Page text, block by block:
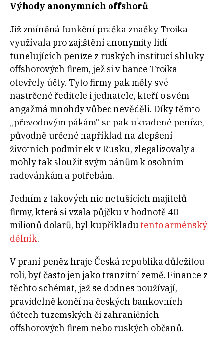
Výhody anonymních offshorů
Již zmíněná funkční pračka značky Troika
využívala pro zajištění anonymity lidí
tunelujících peníze z ruských institucí shluky
offshorových firem, jež si v bance Troika
otevřely účty. Tyto firmy pak měly své
nastrčené ředitele i jednatele, kteří o svém
angažmá mnohdy vůbec nevěděli. Díky těmto
„převodovým pákám” se pak ukradené peníze,
původně určené například na zlepšení
životních podmínek v Rusku, zlegalizovaly a
mohly tak sloužit svým pánům k osobním
radovánkám a potřebám.
Jedním z takových nic netušících majitelů
firmy, která si vzala půjčku v hodnotě 40
milionů dolarů, byl kupříkladu tento arménský
dělník.
V praní peněz hraje Česká republika důležitou
roli, byť často jen jako tranzitní země. Finance z
těchto schémat, jež se dodnes používají,
pravidelně končí na českých bankovních
účtech tuzemských či zahraničních
offshorových firem nebo ruských občanů.